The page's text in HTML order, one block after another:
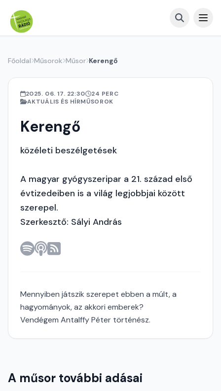
Főoldal Műsorok Műsor Kerengő
2025. 06. 17. 22:30
24 PERC
AKTUÁLIS ÉS HÍRMŰSOROK
Kerengő
közéleti beszélgetések
A magyar gyógyszeripar a 21. század első
évtizedeiben is a világ legjobbjai között
szerepel.
Szerkesztő: Sályi András
Mennyiben játszik szerepet ebben a múlt, a
hagyományok, az akkori emberek?
Vendégem Antalffy Péter történész.
A műsor további adásai